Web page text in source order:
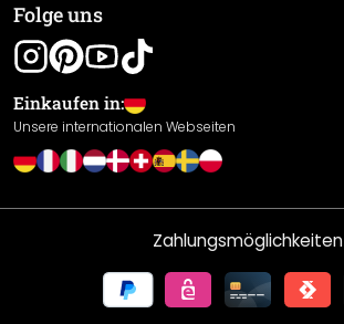
Gewährleistung
Leistungserklärung / CE-Zeichen
Cookie Einstellungen
Folge uns
Einkaufen in:
Unsere internationalen Webseiten
Zahlungsmöglichkeiten